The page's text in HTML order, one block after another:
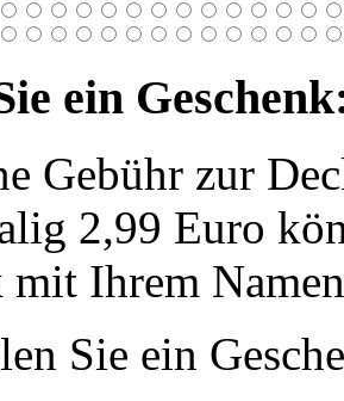
ein
Gebühr zur
2,99 Euro
mit Ihrem
Sie ein